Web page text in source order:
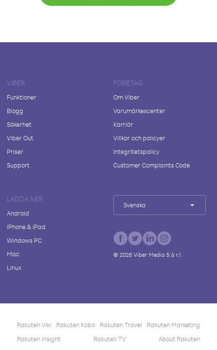
VIBER
Funktioner
Blogg
Säkerhet
Viber Out
Priser
Support
FÖRETAG
Om Viber
Varumärkescenter
Karriär
Villkor och policyer
Integritetspolicy
Customer Complaints Code
LADDA NER
Android
iPhone & iPad
Windows PC
Mac
Linux
Svenska
© 2026Viber Media S.à r.l.
Rakuten Viki Rakuten Kobo Rakuten Travel
Rakuten Marketing
Rakuten Insight
Rakuten TV About Rakuten